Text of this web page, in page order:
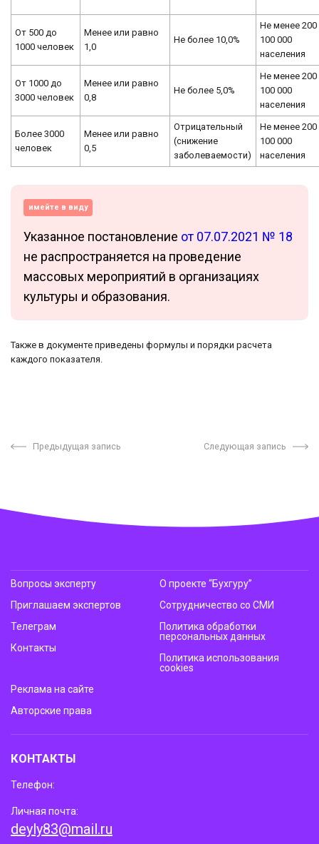
От 500 до
1000 человек
Менее или равно
1,0
Не более 10,0%
Не менее 200
100 000
населения
От 1000 до
3000 человек
Менее или равно
0,8
Не более 5,0%
Не менее 200
100 000
населения
Более 3000
человек
Менее или равно
0,5
Отрицательный
(снижение
заболеваемости)
Не менее 200
100 000
населения
имейте в виду
Указанное постановление от 07.07.2021 № 18
не распространяется на проведение
массовых мероприятий в организациях
культуры и образования.
Также в документе приведены формулы и порядки расчета
каждого показателя.
Предыдущая запись Следующая запись
Вопросы эксперту
Приглашаем экспертов
Телеграм
Контакты
О проекте “Бухгуру”
Сотрудничество со СМИ
Политика обработки
персональных данных
Политика использования
cookies
Реклама на сайте
Авторские права
КОНТАКТЫ
Телефон:
Личная почта:
deyly83@mail.ru